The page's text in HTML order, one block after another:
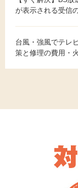
が表示される受信
台風・強風でテレ
策と修理の費用・